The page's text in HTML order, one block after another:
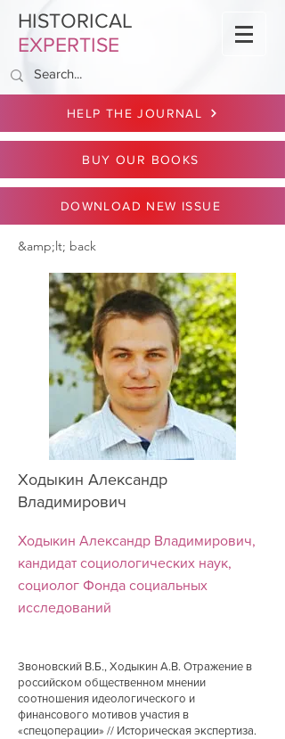
HISTORICAL
EXPERTISE
HELP THE JOURNAL
BUY OUR BOOKS
DOWNLOAD NEW ISSUE
&amp;lt; back
Ходыкин Александр
Владимирович
Ходыкин Александр Владимирович,
кандидат социологических наук,
социолог Фонда социальных
исследований
Звоновский В.Б., Ходыкин А.В. Отражение в
российском общественном мнении
соотношения идеологического и
финансового мотивов участия в
«спецоперации» // Историческая экспертиза.